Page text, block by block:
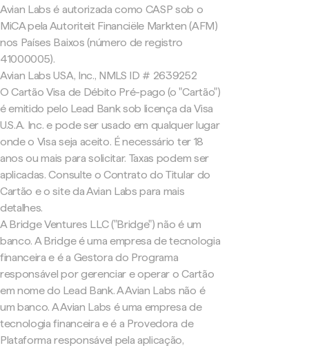
Avian Labs é autorizada como CASP sob o
MiCA pela Autoriteit Financiële Markten (AFM)
nos Países Baixos (número de registro
41000005).
Avian Labs USA, Inc., NMLS ID # 2639252
O Cartão Visa de Débito Pré-pago (o "Cartão")
é emitido pelo Lead Bank sob licença da Visa
U.S.A. Inc. e pode ser usado em qualquer lugar
onde o Visa seja aceito. É necessário ter 18
anos ou mais para solicitar. Taxas podem ser
aplicadas. Consulte o Contrato do Titular do
Cartão e o site da Avian Labs para mais
detalhes.
A Bridge Ventures LLC ("Bridge") não é um
banco. A Bridge é uma empresa de tecnologia
financeira e é a Gestora do Programa
responsável por gerenciar e operar o Cartão
em nome do Lead Bank. A Avian Labs não é
um banco. A Avian Labs é uma empresa de
tecnologia financeira e é a Provedora de
Plataforma responsável pela aplicação,